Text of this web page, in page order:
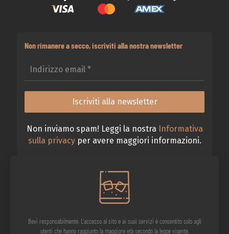
Non rimanere a secco, iscriviti alla nostra newsletter
Non inviamo spam! Leggi la nostra Informativa
sulla privacyper avere maggiori informazioni.
Bevi responsabilmente. L'accesso al sito e ai suoi servizi è consentito solo agli
utenti che hanno raggiunto la maggiore età secondo la legge vigente.